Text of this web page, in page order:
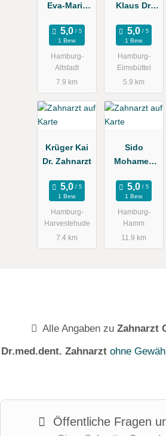
Eva-Maria
Zahnärztin
1 Bew.
Hamburg-
Altstadt
7.9 km
Klaus Dr.
xis
1 Bew.
Hamburg-
Eimsbüttel
5.9 km
Krüger Kai
Dr. Zahnarzt
1 Bew.
Hamburg-
Harvestehude
7.4 km
Sido
Mohamed
1 Bew.
Hamburg-
Hamm
11.9 km
Alle Angaben zuZahnarzt
Dr.med.dent. Zahnarzt ohne
Öffentliche Fragen